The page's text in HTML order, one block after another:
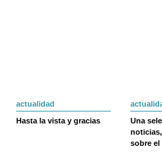
actualidad
Hasta la vista y gracias
Una
sobre el